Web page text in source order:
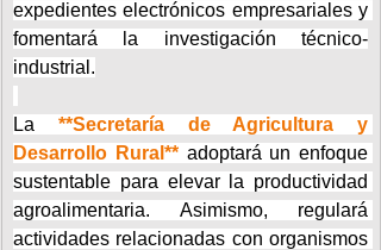
expedientes electrónicos empresariales y
fomentará la investigación técnico-
industrial.
La **Secretaría de Agricultura y
Desarrollo Rural** adoptará un enfoque
sustentable para elevar la productividad
agroalimentaria. Asimismo, regulará
actividades relacionadas con organismos